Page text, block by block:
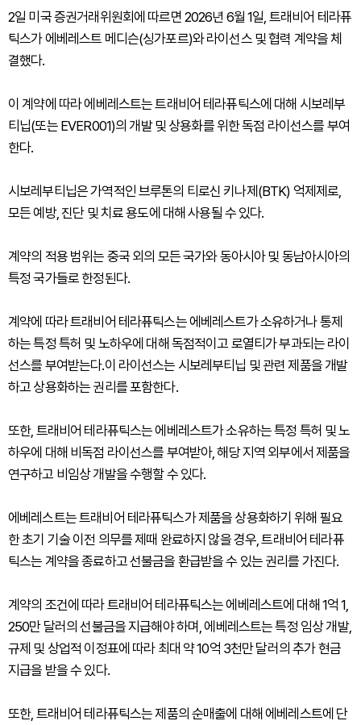
2일 미국 증권거래위원회에 따르면 2026년 6월 1일, 트래비어 테라퓨
틱스가 에베레스트 메디슨(싱가포르)와 라이선스 및 협력 계약을 체
결했다.
이 계약에 따라 에베레스트는 트래비어 테라퓨틱스에 대해 시보레부
티닙(또는 EVER001)의 개발 및 상용화를 위한 독점 라이선스를 부여
한다.
시보레부티닙은 가역적인 브루톤의 티로신 키나제(BTK) 억제제로,
모든 예방, 진단 및 치료 용도에 대해 사용될 수 있다.
계약의 적용 범위는 중국 외의 모든 국가와 동아시아 및 동남아시아의
특정 국가들로 한정된다.
계약에 따라 트래비어 테라퓨틱스는 에베레스트가 소유하거나 통제
하는 특정 특허 및 노하우에 대해 독점적이고 로열티가 부과되는 라이
선스를 부여받는다.이 라이선스는 시보레부티닙 및 관련 제품을 개발
하고 상용화하는 권리를 포함한다.
또한, 트래비어 테라퓨틱스는 에베레스트가 소유하는 특정 특허 및 노
하우에 대해 비독점 라이선스를 부여받아, 해당 지역 외부에서 제품을
연구하고 비임상 개발을 수행할 수 있다.
에베레스트는 트래비어 테라퓨틱스가 제품을 상용화하기 위해 필요
한 초기 기술 이전 의무를 제때 완료하지 않을 경우, 트래비어 테라퓨
틱스는 계약을 종료하고 선불금을 환급받을 수 있는 권리를 가진다.
계약의 조건에 따라 트래비어 테라퓨틱스는 에베레스트에 대해 1억 1,
250만 달러의 선불금을 지급해야 하며, 에베레스트는 특정 임상 개발,
규제 및 상업적 이정표에 따라 최대 약 10억 3천만 달러의 추가 현금
지급을 받을 수 있다.
또한, 트래비어 테라퓨틱스는 제품의 순매출에 대해 에베레스트에 단